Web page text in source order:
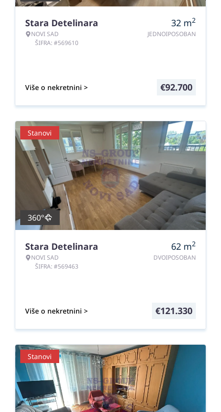
Stara Detelinara
NOVI SAD
ŠIFRA: #569610
32 m2
JEDNOIPOSOBAN
Više o nekretnini > €92.700
Stanovi
360°
Stara Detelinara
NOVI SAD
ŠIFRA: #569463
62 m2
DVOIPOSOBAN
Više o nekretnini > €121.330
Stanovi